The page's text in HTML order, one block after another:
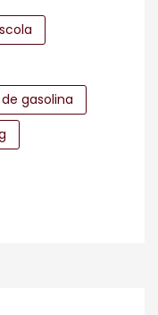
gasolina